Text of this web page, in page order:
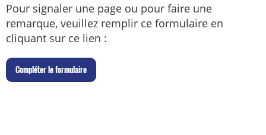
Pour signaler une page ou pour faire une
remarque, veuillez remplir ce formulaire en
cliquant sur ce lien :
Compléter le formulaire